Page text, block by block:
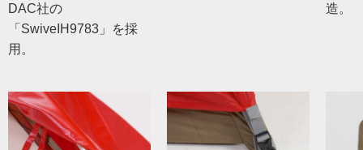
DAC社の
「SwiveIH9783」を採
用。
造。